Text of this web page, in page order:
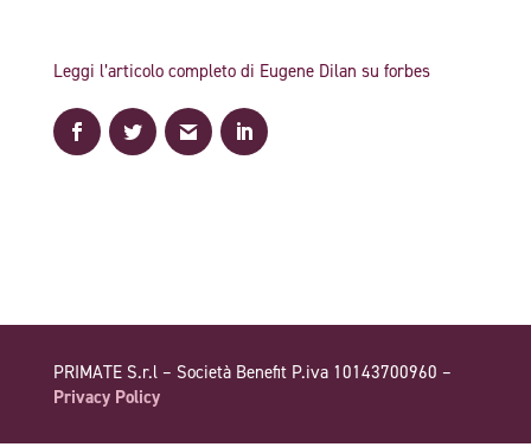
Leggi l’articolo completo di Eugene Dilan su forbes
PRIMATE S.r.l – Società Benefit P.iva 10143700960 –
Privacy Policy